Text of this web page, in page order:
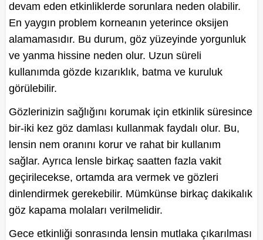
devam eden etkinliklerde sorunlara neden olabilir.
En yaygın problem korneanın yeterince oksijen
alamamasıdır. Bu durum, göz yüzeyinde yorgunluk
ve yanma hissine neden olur. Uzun süreli
kullanımda gözde kızarıklık, batma ve kuruluk
görülebilir.
Gözlerinizin sağlığını korumak için etkinlik süresince
bir-iki kez göz damlası kullanmak faydalı olur. Bu,
lensin nem oranını korur ve rahat bir kullanım
sağlar. Ayrıca lensle birkaç saatten fazla vakit
geçirilecekse, ortamda ara vermek ve gözleri
dinlendirmek gerekebilir. Mümkünse birkaç dakikalık
göz kapama molaları verilmelidir.
Gece etkinliği sonrasında lensin mutlaka çıkarılması